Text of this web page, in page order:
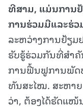
ທີສາມ, ແມ່ນການ
ການຮ່ວມມືແລະຮ່
ລະຫວ່າງການຢ້ຽມ
ຮັບຮູ້ຮ່ວມກັນທີ່ສຳ
ການຟື້ນຟູການພັດ
ທັນສະໄໝ. ສະຫາ
ວ່າ, ຕ້ອງໄດ້ຮັດແ